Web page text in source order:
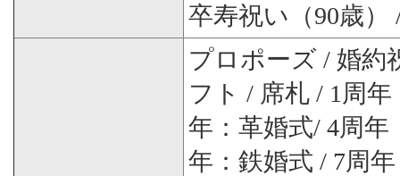
卒寿祝い（90歳）
プロポーズ / 婚約
フト / 席札 / 1周
年：革婚式/ 4周年
年：鉄婚式 / 7周